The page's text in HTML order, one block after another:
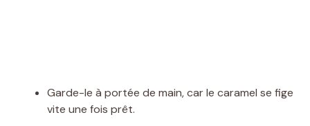
Garde-le à portée de main, car le caramel se fige
vite une fois prêt.